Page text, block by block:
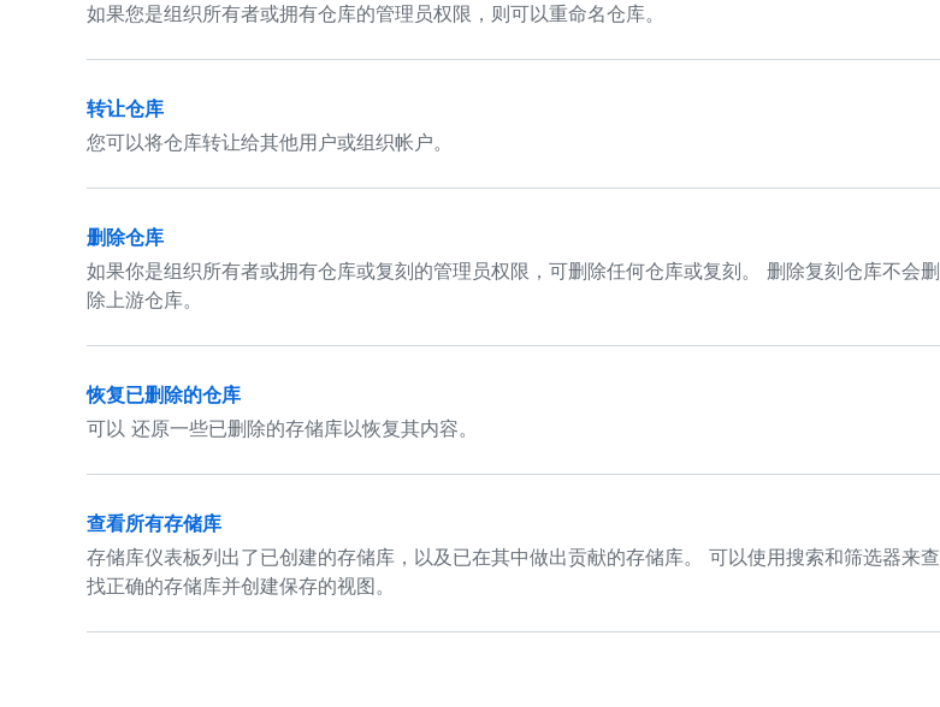
如果您是组织所有者或拥有仓库的管理员权限，则可以重命名仓库。
转让仓库
您可以将仓库转让给其他用户或组织帐户。
删除仓库
如果你是组织所有者或拥有仓库或复刻的管理员权限，可删除任何仓库或复刻。 删除复刻仓库不会删
除上游仓库。
恢复已删除的仓库
可以 还原一些已删除的存储库以恢复其内容。
查看所有存储库
存储库仪表板列出了已创建的存储库，以及已在其中做出贡献的存储库。 可以使用搜索和筛选器来查
找正确的存储库并创建保存的视图。